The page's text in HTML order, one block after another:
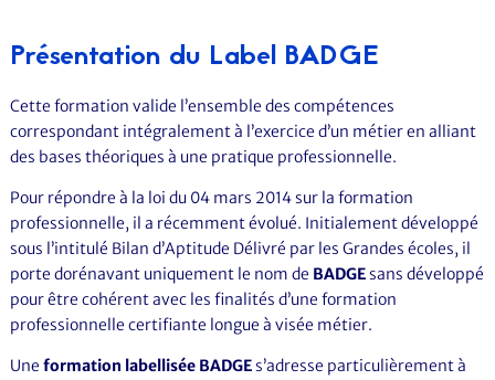
Présentation du Label BADGE
Cette formation valide l’ensemble des compétences
correspondant intégralement à l’exercice d’un métier en alliant
des bases théoriques à une pratique professionnelle.
Pour répondre à la loi du 04 mars 2014 sur la formation
professionnelle, il a récemment évolué. Initialement développé
sous l’intitulé Bilan d’Aptitude Délivré par les Grandes écoles, il
porte dorénavant uniquement le nom de BADGEsans développé
pour être cohérent avec les finalités d’une formation
professionnelle certifiante longue à visée métier.
Une formation labellisée BADGEs’adresse particulièrement à